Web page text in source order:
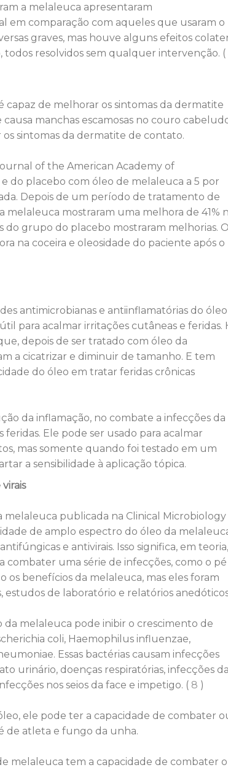
a melaleuca apresentaram
em comparação com aqueles que usaram o
graves, mas houve alguns efeitos
todos resolvidos sem qualquer intervenção. (
de melhorar os sintomas da dermatite
manchas escamosas no couro
sintomas da dermatite de contato.
of the American Academy of
do placebo com óleo de melaleuca a 5 por
Depois de um período de tratamento de
mostraram uma melhora de 41%
do grupo do placebo mostraram melhorias.
na coceira e oleosidade do paciente após o
antimicrobianas e antiinflamatórias do
para acalmar irritações cutâneas e feridas.
depois de ser tratado com óleo da
a cicatrizar e diminuir de tamanho. E tem
do óleo em tratar feridas crônicas
da inflamação, no combate a infecções da
Ele pode ser usado para acalmar
mas somente quando foi testado em um
a sensibilidade à aplicação tópica.
melaleuca publicada na Clinical Microbiology
de amplo espectro do óleo da
e antivirais. Isso significa, em teoria,
combater uma série de infecções, como o
os benefícios da melaleuca, mas eles foram
de laboratório e relatórios
melaleuca pode inibir o crescimento de
coli, Haemophilus influenzae,
Essas bactérias causam infecções
urinário, doenças respiratórias, infecções da
nos seios da face e impetigo. ( 8 )
ele pode ter a capacidade de combater
de atleta e fungo da unha.
melaleuca tem a capacidade de combater o